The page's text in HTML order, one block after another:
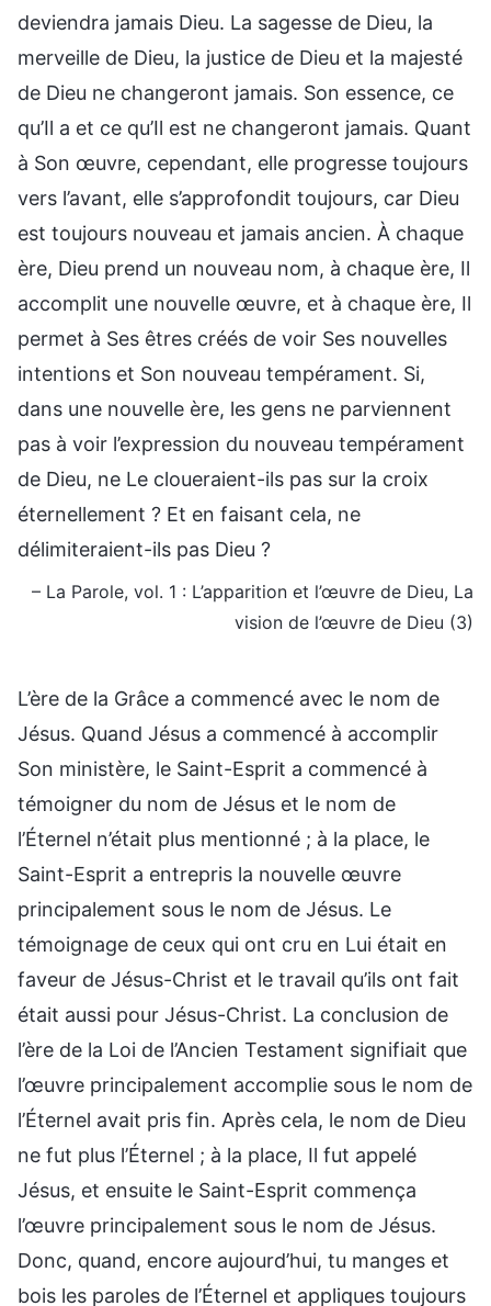
deviendra jamais Dieu. La sagesse de Dieu, la
merveille de Dieu, la justice de Dieu et la majesté
de Dieu ne changeront jamais. Son essence, ce
qu’Il a et ce qu’Il est ne changeront jamais. Quant
à Son œuvre, cependant, elle progresse toujours
vers l’avant, elle s’approfondit toujours, car Dieu
est toujours nouveau et jamais ancien. À chaque
ère, Dieu prend un nouveau nom, à chaque ère, Il
accomplit une nouvelle œuvre, et à chaque ère, Il
permet à Ses êtres créés de voir Ses nouvelles
intentions et Son nouveau tempérament. Si,
dans une nouvelle ère, les gens ne parviennent
pas à voir l’expression du nouveau tempérament
de Dieu, ne Le cloueraient-ils pas sur la croix
éternellement ? Et en faisant cela, ne
délimiteraient-ils pas Dieu ?
– La Parole, vol. 1 : L’apparition et l’œuvre de Dieu, La
vision de l’œuvre de Dieu (3)
L’ère de la Grâce a commencé avec le nom de
Jésus. Quand Jésus a commencé à accomplir
Son ministère, le Saint-Esprit a commencé à
témoigner du nom de Jésus et le nom de
l’Éternel n’était plus mentionné ; à la place, le
Saint-Esprit a entrepris la nouvelle œuvre
principalement sous le nom de Jésus. Le
témoignage de ceux qui ont cru en Lui était en
faveur de Jésus-Christ et le travail qu’ils ont fait
était aussi pour Jésus-Christ. La conclusion de
l’ère de la Loi de l’Ancien Testament signifiait que
l’œuvre principalement accomplie sous le nom de
l’Éternel avait pris fin. Après cela, le nom de Dieu
ne fut plus l’Éternel ; à la place, Il fut appelé
Jésus, et ensuite le Saint-Esprit commença
l’œuvre principalement sous le nom de Jésus.
Donc, quand, encore aujourd’hui, tu manges et
bois les paroles de l’Éternel et appliques toujours